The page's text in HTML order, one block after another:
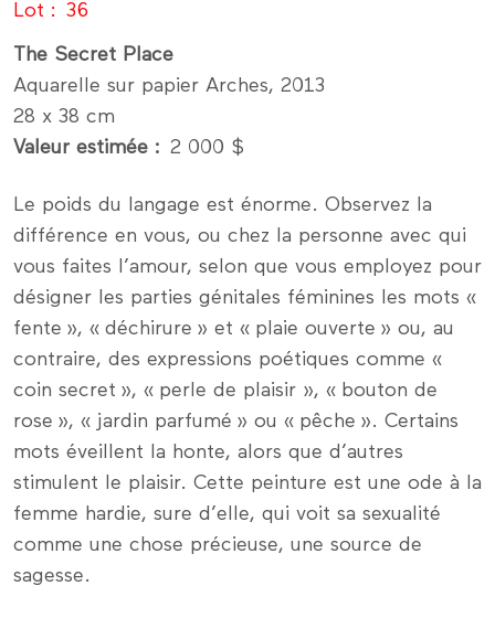
Lot 36
The Secret Place
Aquarelle sur papier Arches, 2013
28 x 38 cm
Valeur estimée
2 000 $
Le poids du langage est énorme. Observez la
différence en vous, ou chez la personne avec qui
vous faites l’amour, selon que vous employez pour
désigner les parties génitales féminines les mots «
fente », « déchirure » et « plaie ouverte » ou, au
contraire, des expressions poétiques comme «
coin secret », « perle de plaisir », « bouton de
rose », « jardin parfumé » ou « pêche ». Certains
mots éveillent la honte, alors que d’autres
stimulent le plaisir. Cette peinture est une ode à la
femme hardie, sure d’elle, qui voit sa sexualité
comme une chose précieuse, une source de
sagesse.